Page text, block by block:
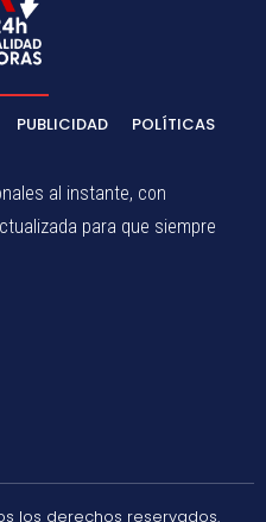
PUBLICIDAD POLÍTICAS
al instante, con
para que siempre
los derechos reservados.